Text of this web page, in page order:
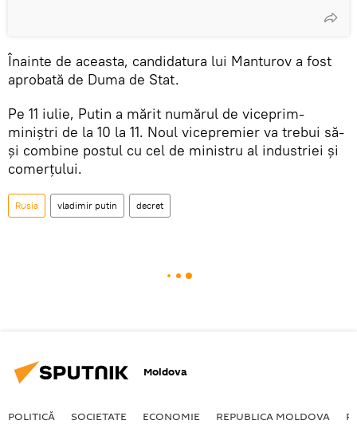
Înainte de aceasta, candidatura lui Manturov a fost
aprobată de Duma de Stat.
Pe 11 iulie, Putin a mărit numărul de viceprim-
miniștri de la 10 la 11. Noul vicepremier va trebui să-
și combine postul cu cel de ministru al industriei și
comerțului.
Rusia vladimir putin decret
Moldova
POLITICĂ SOCIETATE ECONOMIE REPUBLICA MOLDOVA